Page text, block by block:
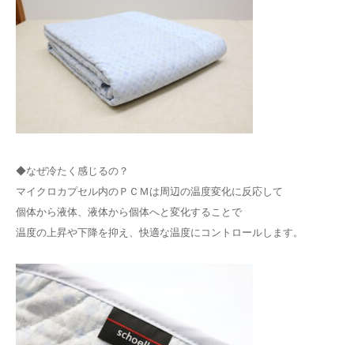
◆なぜ冷たく感じるの？
マイクロカプセル内のＰＣＭは周辺の温度変化に反応して
個体から液体、液体から個体へと変化することで
温度の上昇や下降を抑え、快適な温度にコントロールします。